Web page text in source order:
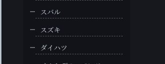
スバル
スズキ
ダイハツ